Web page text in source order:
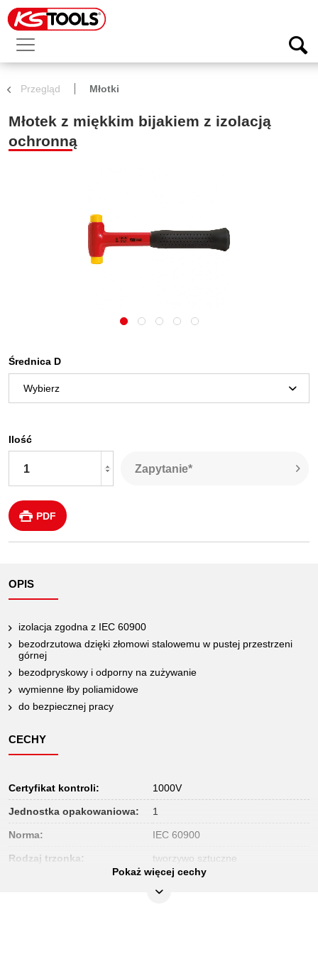
Przegląd Młotki
Młotek z miękkim bijakiem z izolacją
ochronną
Średnica D
Ilość
Zapytanie*
PDF
OPIS
izolacja zgodna z IEC 60900
bezodrzutowa dzięki złomowi stalowemu w pustej przestrzeni
górnej
bezodpryskowy i odporny na zużywanie
wymienne łby poliamidowe
do bezpiecznej pracy
CECHY
Certyfikat kontroli: 1000V
Jednostka opakowaniowa: 1
Norma: IEC 60900
Rodzaj trzonka: tworzywo sztuczne
Pokaż więcej cechy